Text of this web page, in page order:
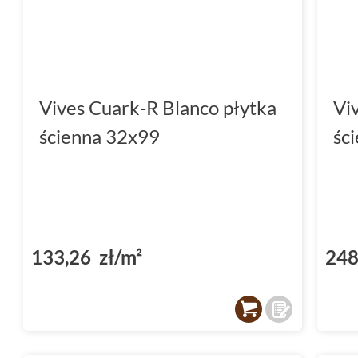
oznacza, że płytki zostały precyzyjnie
idealnie równą powierzchnię. Rektyfikacja
widoczność fug i pozwala na uzyskanie
wydaniu
od lat kojarzone jest z trwałością i
zostało ono
Vives Cuark-R Blanco płytka
ścienna 32x99
133,26 zł/m²